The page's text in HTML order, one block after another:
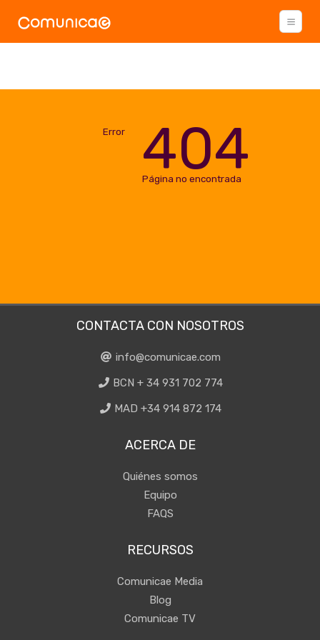
Error 404
Página no encontrada
CONTACTA CON NOSOTROS
info@comunicae.com
BCN + 34 931 702 774
MAD +34 914 872 174
ACERCA DE
Quiénes somos
Equipo
FAQS
RECURSOS
Comunicae Media
Blog
Comunicae TV